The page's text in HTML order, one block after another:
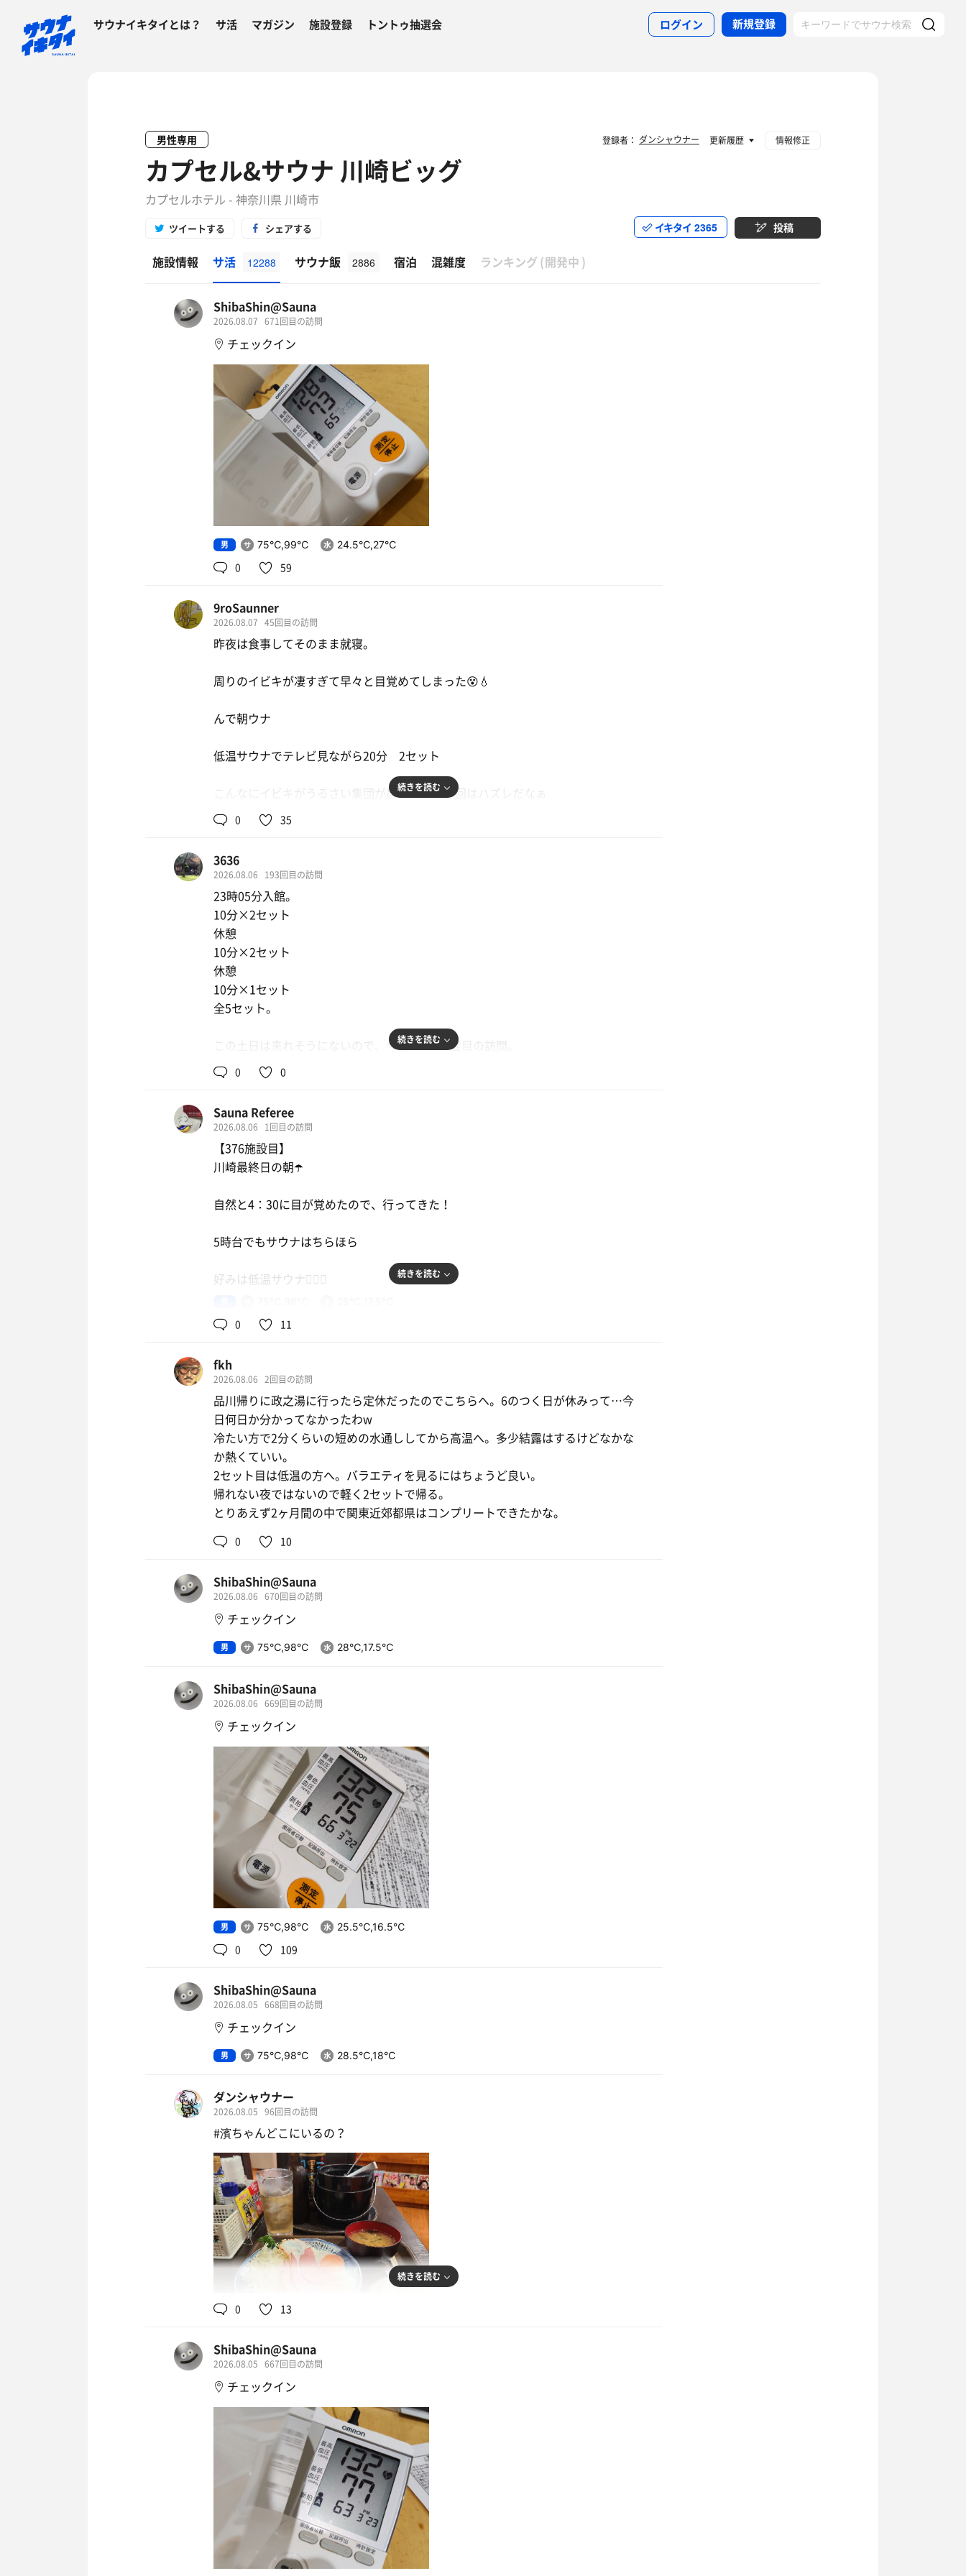
サウナイキタイとは？ サ活 マガジン 施設登録 トントゥ抽選会 ログイン 新規登録
男性専用
カプセル&サウナ 川崎ビッグ
カプセルホテル - 神奈川県 川崎市
ツイートする シェアする イキタイ 2365 投稿
施設情報 サ活 12288 サウナ飯 2886 宿泊 混雑度 ランキング (開発中 )
ShibaShin@Sauna
2026.08.07 671回目の訪問
チェックイン
男 75℃,99℃ 24.5℃,27℃
0 59
9roSaunner
2026.08.07 45回目の訪問
昨夜は食事してそのまま就寝。
周りのイビキが凄すぎて早々と目覚めてしまった😵💧
んで朝ウナ
低温サウナでテレビ見ながら20分 2セット
こんなにイビキがうるさい集団が居るなんて今回はハズレだなぁ
続きを読む
0 35
3636
2026.08.06 193回目の訪問
23時05分入館。
10分×2セット
休憩
10分×2セット
休憩
10分×1セット
全5セット。
この土日は来れそうにないので、今週は平日2度目の訪問。
ただ低温水風呂が19℃と高めなのが残念です。
続きを読む
0 0
Sauna Referee
2026.08.06 1回目の訪問
【376施設目】
川崎最終日の朝☂️
自然と4：30に目が覚めたので、行ってきた！
5時台でもサウナはちらほら
好みは低温サウナ🧖🏻‍♂️
テレビがたくさんある〜
水
続きを読む
0 11
fkh
2026.08.06 2回目の訪問
品川帰りに政之湯に行ったら定休だったのでこちらへ。6のつく日が休みって…今
日何日か分かってなかったわw
冷たい方で2分くらいの短めの水通ししてから高温へ。多少結露はするけどなかな
か熱くていい。
2セット目は低温の方へ。バラエティを見るにはちょうど良い。
帰れない夜ではないので軽く2セットで帰る。
とりあえず2ヶ月間の中で関東近郊都県はコンプリートできたかな。
0 10
ShibaShin@Sauna
2026.08.06 670回目の訪問
チェックイン
男 75℃,98℃ 28℃,17.5℃
ShibaShin@Sauna
2026.08.06 669回目の訪問
チェックイン
男 75℃,98℃ 25.5℃,16.5℃
0 109
ShibaShin@Sauna
2026.08.05 668回目の訪問
チェックイン
男 75℃,98℃ 28.5℃,18℃
ダンシャウナー
2026.08.05 96回目の訪問
#濱ちゃんどこにいるの？
続きを読む
0 13
ShibaShin@Sauna
2026.08.05 667回目の訪問
チェックイン
登録者： ダンシャウナー 更新履歴 情報修正